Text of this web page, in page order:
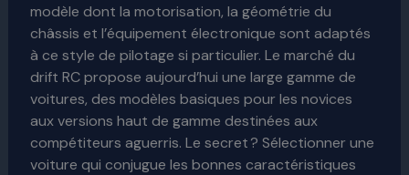
modèle dont la motorisation, la géométrie du
châssis et l’équipement électronique sont adaptés
à ce style de pilotage si particulier. Le marché du
drift RC propose aujourd’hui une large gamme de
voitures, des modèles basiques pour les novices
aux versions haut de gamme destinées aux
compétiteurs aguerris. Le secret ? Sélectionner une
voiture qui conjugue les bonnes caractéristiques